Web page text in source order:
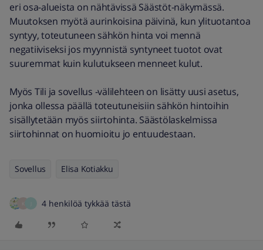
eri osa-alueista on nähtävissä Säästöt-näkymässä.
Muutoksen myötä aurinkoisina päivinä, kun ylituotantoa
syntyy, toteutuneen sähkön hinta voi mennä
negatiiviseksi jos myynnistä syntyneet tuotot ovat
suuremmat kuin kulutukseen menneet kulut.
Myös Tili ja sovellus -välilehteen on lisätty uusi asetus,
jonka ollessa päällä toteutuneisiin sähkön hintoihin
sisällytetään myös siirtohinta. Säästölaskelmissa
siirtohinnat on huomioitu jo entuudestaan.
Sovellus Elisa Kotiakku
4 henkilöä tykkää tästä